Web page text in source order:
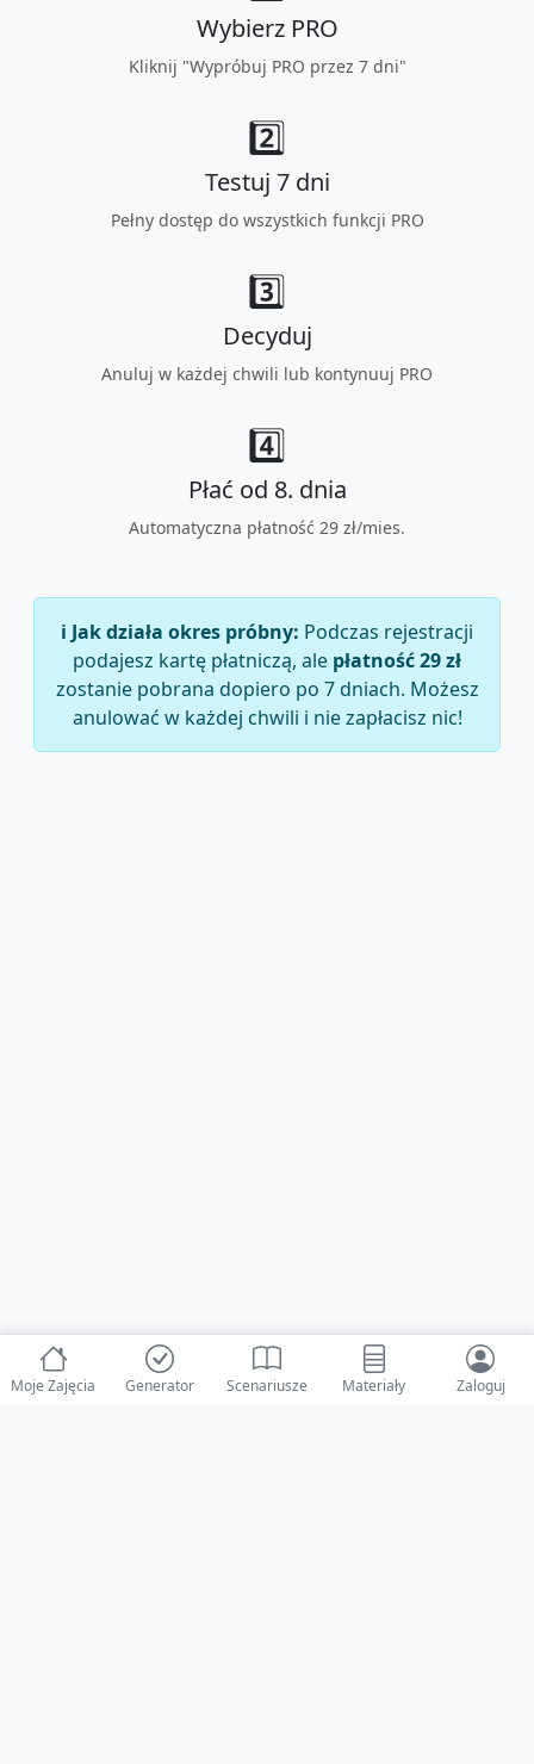
Wybierz PRO
Kliknij "Wypróbuj PRO przez 7 dni"
2️⃣
Testuj 7 dni
Pełny dostęp do wszystkich funkcji PRO
3️⃣
Decyduj
Anuluj w każdej chwili lub kontynuuj PRO
4️⃣
Płać od 8. dnia
Automatyczna płatność 29 zł/mies.
ℹ️ Jak działa okres próbny: Podczas rejestracji
podajesz kartę płatniczą, ale płatność 29 zł
zostanie pobrana dopiero po 7 dniach. Możesz
anulować w każdej chwili i nie zapłacisz nic!
Moje Zajęcia Generator Scenariusze Materiały Zaloguj